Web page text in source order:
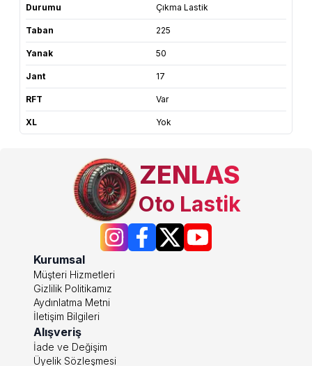
Durumu Çıkma Lastik
Taban 225
Yanak 50
Jant 17
RFT Var
XL Yok
ZENLAS
Oto Lastik
Kurumsal
Müşteri Hizmetleri
Gizlilik Politikamız
Aydınlatma Metni
İletişim Bilgileri
Alışveriş
İade ve Değişim
Üyelik Sözleşmesi